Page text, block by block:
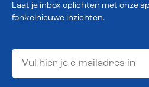
Laat je inbox oplichten met onze
fonkelnieuwe inzichten.